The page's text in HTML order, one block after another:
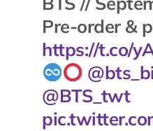
Pre-order &
https://t.co/
@BTS_twt